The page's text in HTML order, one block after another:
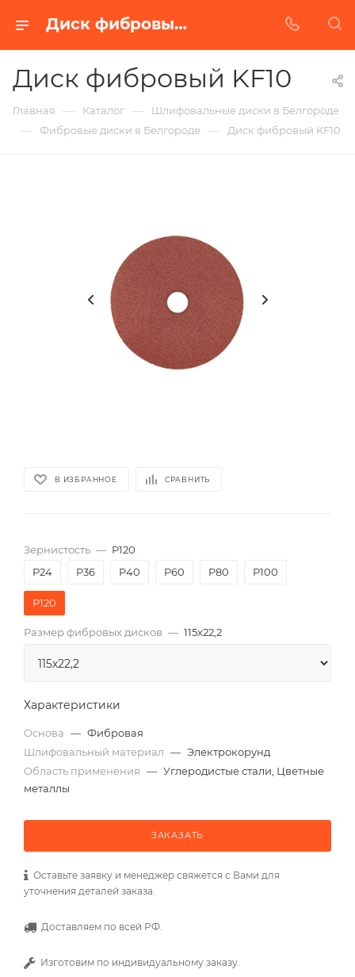
Диск фибровый KF10 в Белгороде | Купить по недорогой цене от Абразивного Завода
Диск фибровый KF10
Главная — Каталог — Шлифовальные диски в Белгороде
— Фибровые диски в Белгороде — Диск фибровый KF10
В ИЗБРАННОЕ СРАВНИТЬ
Зернистость — P120
P24
P36 P40 P60 P80 P100
P120
Размер фибровых дисков — 115x22,2
Характеристики
Основа — Фибровая
Шлифовальный материал — Электрокорунд
Область применения — Углеродистые стали, Цветные
металлы
ЗАКАЗАТЬ
Оставьте заявку и менеджер свяжется с Вами для
уточнения деталей заказа.
Доставляем по всей РФ.
Изготовим по индивидуальному заказу.